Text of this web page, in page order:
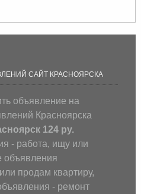
САЙТ КРАСНОЯРСКА
объявление на
Красноярска
124 ру.
- работа, ищу или
объявления
продам квартиру,
- ремонт